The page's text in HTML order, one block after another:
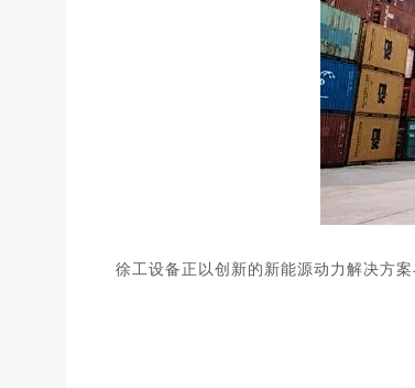
徐工设备正以创新的新能源动力解决方案